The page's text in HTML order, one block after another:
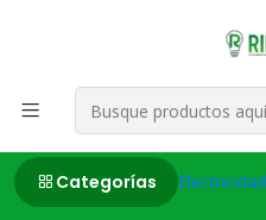
Categorías Electricidad